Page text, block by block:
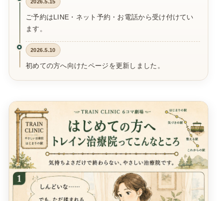
2026.5.15
ご予約はLINE・ネット予約・お電話から受け付けてい
ます。
2026.5.10
初めての方へ向けたページを更新しました。